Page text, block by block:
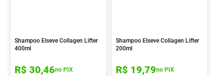
Shampoo Elseve Collagen Lifter
400ml
R$ 30,46no PIX
Shampoo Elseve Collagen Lifter
200ml
R$ 19,79no PIX
9
10 º Vitamina D